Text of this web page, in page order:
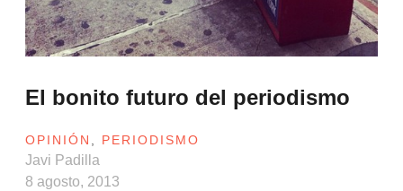
El bonito futuro del periodismo
OPINIÓN , PERIODISMO
Javi Padilla
8 agosto, 2013